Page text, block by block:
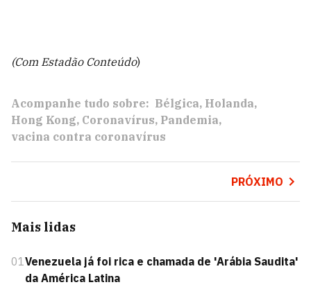
(Com Estadão Conteúdo)
Acompanhe tudo sobre: Bélgica Holanda
Hong Kong Coronavírus Pandemia
vacina contra coronavírus
PRÓXIMO
Mais lidas
01Venezuela já foi rica e chamada de 'Arábia Saudita'
da América Latina